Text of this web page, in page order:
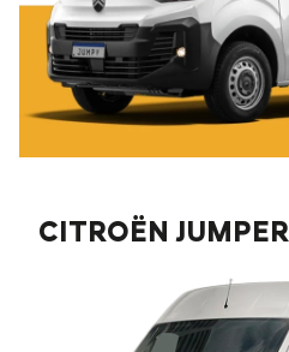
CITROËN JUMPER